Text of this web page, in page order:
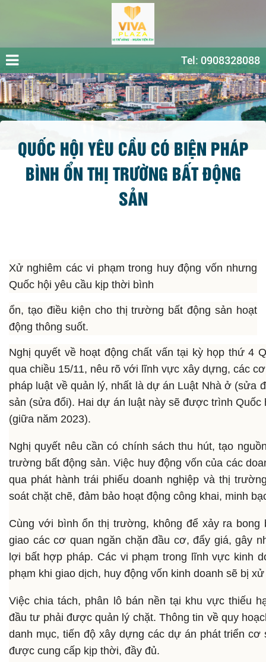
Tel: 0908328088
QUỐC HỘI YÊU CẦU CÓ BIỆN PHÁP
BÌNH ỔN THỊ TRƯỜNG BẤT ĐỘNG
SẢN
Xử nghiêm các vi phạm trong huy động vốn nhưng
Quốc hội yêu cầu kịp thời bình
ổn, tạo điều kiện cho thị trường bất động sản hoạt
động thông suốt.
Nghị quyết về hoạt động chất vấn tại kỳ họp thứ 4
qua chiều 15/11, nêu rõ với lĩnh vực xây dựng, các
pháp luật về quản lý, nhất là dự án Luật Nhà ở (sửa
sản (sửa đổi). Hai dự án luật này sẽ được trình Quốc
(giữa năm 2023).
Nghị quyết nêu cần có chính sách thu hút, tạo
trường bất động sản. Việc huy động vốn của các
qua phát hành trái phiếu doanh nghiệp và thị
soát chặt chẽ, đảm bảo hoạt động công khai, minh
Cùng với bình ổn thị trường, không để xảy ra bong
giao các cơ quan ngăn chặn đầu cơ, đẩy giá, gây
lợi bất hợp pháp. Các vi phạm trong lĩnh vực kinh
phạm khi giao dịch, huy động vốn kinh doanh sẽ bị
Việc chia tách, phân lô bán nền tại khu vực thiếu
đầu tư phải được quản lý chặt. Thông tin về quy
danh mục, tiến độ xây dựng các dự án phát triển cơ
được cung cấp kịp thời, đầy đủ.